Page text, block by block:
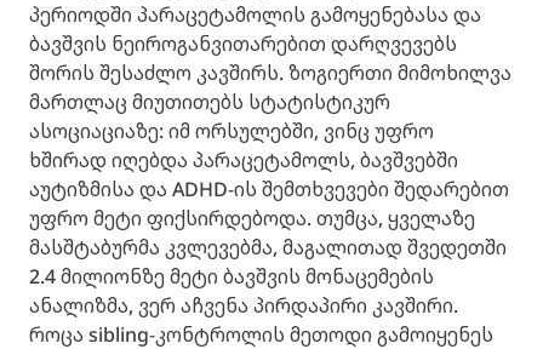
პერიოდში პარაცეტამოლის გამოყენებასა და
ბავშვის ნეიროგანვითარებით დარღვევებს
შორის შესაძლო კავშირს. ზოგიერთი მიმოხილვა
მართლაც მიუთითებს სტატისტიკურ
ასოციაციაზე: იმ ორსულებში, ვინც უფრო
ხშირად იღებდა პარაცეტამოლს, ბავშვებში
აუტიზმისა და ADHD-ის შემთხვევები შედარებით
უფრო მეტი ფიქსირდებოდა. თუმცა, ყველაზე
მასშტაბურმა კვლევებმა, მაგალითად შვედეთში
2.4 მილიონზე მეტი ბავშვის მონაცემების
ანალიზმა, ვერ აჩვენა პირდაპირი კავშირი.
როცა sibling-კონტროლის მეთოდი გამოიყენეს